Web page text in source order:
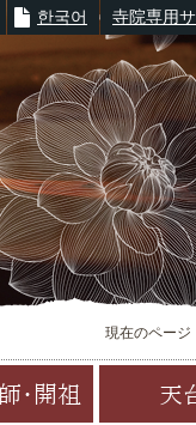
0116（郵便番号）
한국어 寺院専用
現在のページ
・開祖 天